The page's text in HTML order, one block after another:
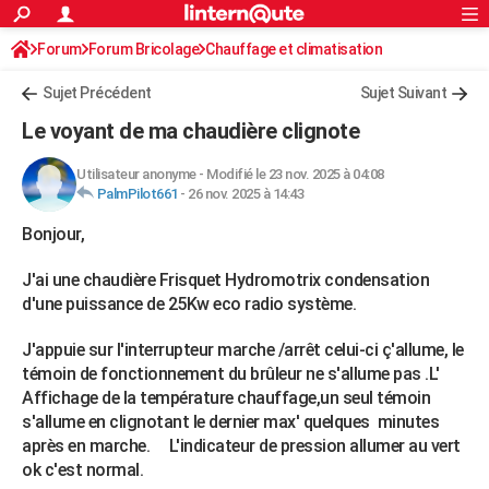
ACTUALITÉS
Politique
Société
Faits Divers
Education
Monde
Villes
+
FINANCE
Retraite
Impôts
Epargne
Immobilier
Risques naturels par ville
Banque
Assurance
Crédit
AUTO
Essais
Réserver un essai
Citadines
Berlines
SUV
Forum auto
+HIGH-TECH
Mobiles
Meilleur smartphone
Internet
Ordinateurs
Jeux vidéo
Guide high-tech
+
Guides de France
Escapades
Patrimoine
Expositions
Musées
Week-end nature
+LIFESTYLE
Art de vivre
Bien-être
Loisirs
Mode
Modes de vie
SANTE
Alimentation
Guide de la santé
Maladies
Médicaments
Sommeil
VOYAGE
Rechercher
S'inscrire
Connexion
Forum Forum Bricolage Chauffage et climatisation
Chauffage Fuel / Gaz / Pétrole
Sujet Précédent Sujet Suivant
Le voyant de ma chaudière clignote
Utilisateur anonyme- Modifié le 23 nov. 2025 à 04:08
PalmPilot661 - 26 nov. 2025 à 14:43
Bonjour,
J'ai une chaudière Frisquet Hydromotrix condensation
d'une puissance de 25Kw eco radio système.
J'appuie sur l'interrupteur marche /arrêt celui-ci ç'allume, le
témoin de fonctionnement du brûleur ne s'allume pas .L'
Affichage de la température chauffage,un seul témoin
s'allume en clignotant le dernier max' quelques minutes
après en marche. L'indicateur de pression allumer au vert
ok c'est normal.